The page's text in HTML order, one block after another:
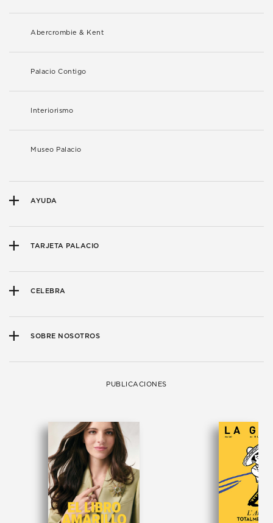
Abercrombie & Kent
Palacio Contigo
Interiorismo
Museo Palacio
AYUDA
TARJETA PALACIO
CELEBRA
SOBRE NOSOTROS
PUBLICACIONES